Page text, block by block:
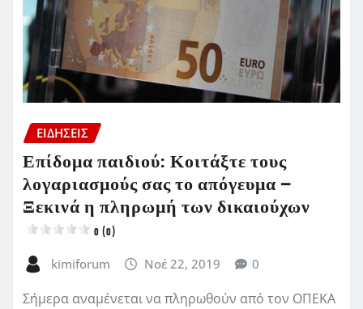
ΕΙΔΗΣΕΙΣ
Επίδομα παιδιού: Κοιτάξτε τους
λογαριασμούς σας το απόγευμα –
Ξεκινά η πληρωμή των δικαιούχων
0 (0)
kimiforum Νοέ 22, 2019 0
Σήμερα αναμένεται να πληρωθούν από τον ΟΠΕΚΑ